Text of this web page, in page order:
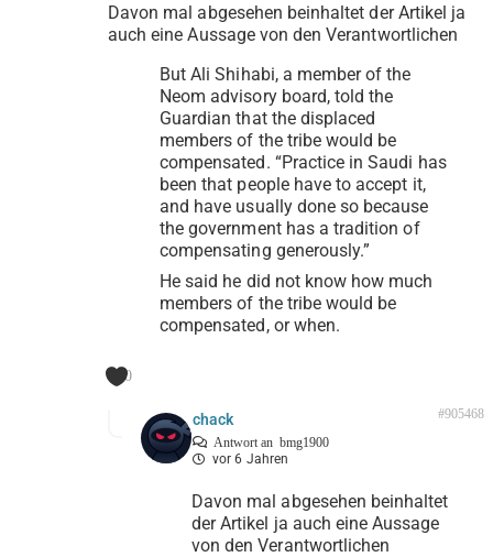
Davon mal abgesehen beinhaltet der Artikel ja
auch eine Aussage von den Verantwortlichen
But Ali Shihabi, a member of the
Neom advisory board, told the
Guardian that the displaced
members of the tribe would be
compensated. “Practice in Saudi has
been that people have to accept it,
and have usually done so because
the government has a tradition of
compensating generously.”
He said he did not know how much
members of the tribe would be
compensated, or when.
0
chack
Antwort an bmg1900
vor 6 Jahren
#905468
Davon mal abgesehen beinhaltet
der Artikel ja auch eine Aussage
von den Verantwortlichen